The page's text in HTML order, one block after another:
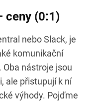
ceny (0:1)
nebo Slack, je
komunikační
nástroje jsou
ale přistupují k ní
výhody. Pojďme